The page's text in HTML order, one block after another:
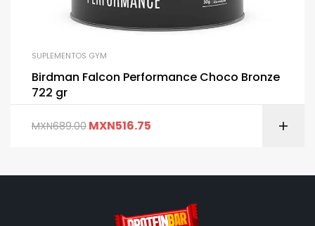
SUPLEMENTOS GYM
Birdman Falcon Performance Choco Bronze
722 gr
MXN689.00 MXN516.75